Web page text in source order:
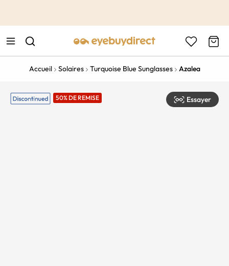
Accueil Solaires Turquoise Blue Sunglasses Azalea
50% DE REMISE Essayer